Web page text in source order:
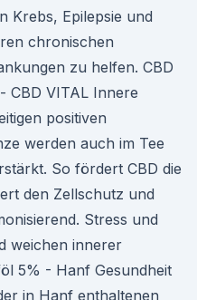
Krebs, Epilepsie und
chronischen
zu helfen. CBD
CBD VITAL Innere
positiven
werden auch im Tee
So fördert CBD die
den Zellschutz und
Stress und
weichen innerer
5% - Hanf Gesundheit
in Hanf enthaltenen